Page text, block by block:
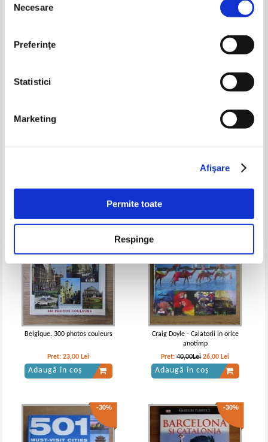
consimțământului
Necesare
Preferinţe
Statistici
Marketing
Afişare
Permite toate
Respinge
-35%
Adaugă în coș
Belgique. 300 photos couleurs
Pret:23,00 Lei
Adaugă în coș
Craig Doyle - Calatorii in orice
anotimp
Pret:40,00Lei 26,00 Lei
Adaugă în coș
-30% -30%